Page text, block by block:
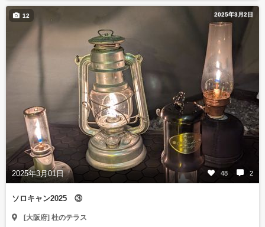
2025年3月2日
2025年3月01日 48 2
12
ソロキャン2025 ③
[大阪府] 杜のテラス